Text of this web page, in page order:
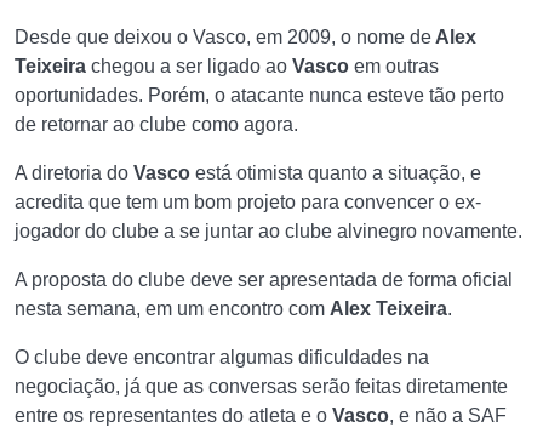
Desde que deixou o Vasco, em 2009, o nome de Alex
Teixeira chegou a ser ligado ao Vasco em outras
oportunidades. Porém, o atacante nunca esteve tão perto
de retornar ao clube como agora.
A diretoria do Vasco está otimista quanto a situação, e
acredita que tem um bom projeto para convencer o ex-
jogador do clube a se juntar ao clube alvinegro novamente.
A proposta do clube deve ser apresentada de forma oficial
nesta semana, em um encontro com Alex Teixeira.
O clube deve encontrar algumas dificuldades na
negociação, já que as conversas serão feitas diretamente
entre os representantes do atleta e o Vasco, e não a SAF